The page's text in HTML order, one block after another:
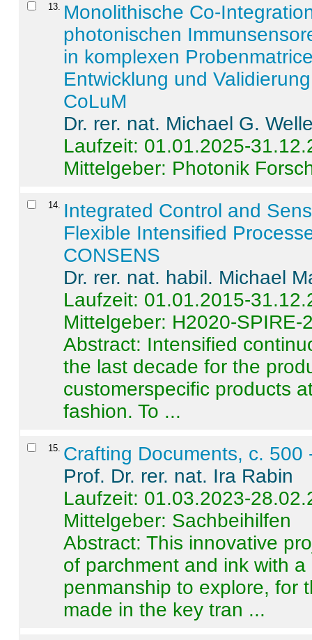
13
Monolithische Co-
photonischen
in komplexen
Entwicklung und
CoLuM
Dr. rer. nat. Michael G.
Laufzeit: 01.01.2025-
Mittelgeber: Photonik
14
Integrated Control and
Flexible Intensified
CONSENS
Dr. rer. nat. habil. Michael
Laufzeit: 01.01.2015-
Mittelgeber: H2020-SPIRE-
Abstract: Intensified
the last decade for the
customerspecific products
fashion. To ...
15 Crafting Documents, c. 500
Prof. Dr. rer. nat. Ira Rabin
Laufzeit: 01.03.2023-
Mittelgeber: Sachbeihilfen
Abstract:This innovative
of parchment and ink with
penmanship to explore, for
made in the key tran ...